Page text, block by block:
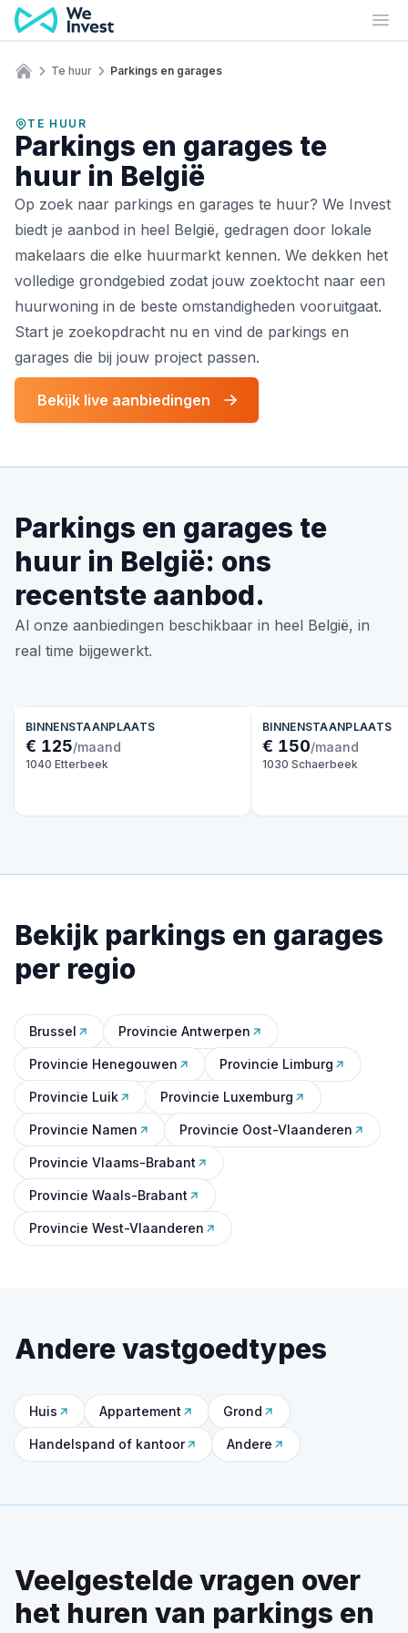
Ga naar de inhoud
Te huur Parkings en garages
TE HUUR
Parkings en garages te
huur in België
Op zoek naar parkings en garages te huur? We Invest
biedt je aanbod in heel België, gedragen door lokale
makelaars die elke huurmarkt kennen. We dekken het
volledige grondgebied zodat jouw zoektocht naar een
huurwoning in de beste omstandigheden vooruitgaat.
Start je zoekopdracht nu en vind de parkings en
garages die bij jouw project passen.
Bekijk live aanbiedingen
Parkings en garages te
huur in België: ons
recentste aanbod.
Al onze aanbiedingen beschikbaar in heel België, in
real time bijgewerkt.
BINNENSTAANPLAATS
€ 125/maand
1040 Etterbeek
BINNENSTAANPLAATS
€ 150/maand
1030 Schaerbeek
Bekijk parkings en garages
per regio
Brussel Provincie Antwerpen
Provincie Henegouwen Provincie Limburg
Provincie Luik Provincie Luxemburg
Provincie Namen Provincie Oost-Vlaanderen
Provincie Vlaams-Brabant
Provincie Waals-Brabant
Provincie West-Vlaanderen
Andere vastgoedtypes
Huis Appartement Grond
Handelspand of kantoor Andere
Veelgestelde vragen over
het huren van parkings en